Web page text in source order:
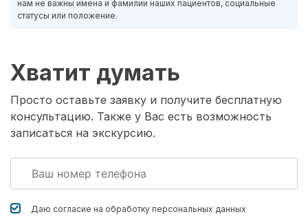
нам не важны имена и фамилии наших пациентов, социальные
статусы или положение.
Хватит думать
Просто оставьте заявку и получите бесплатную
консультацию. Также у Вас есть возможность
записаться на экскурсию.
Даю согласие на обработку персональных данных